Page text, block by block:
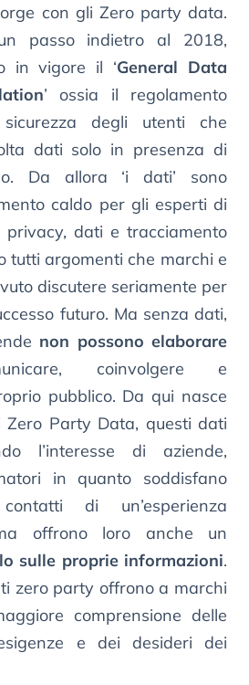
con gli Zero party data.
passo indietro al 2018,
in vigore il ‘General Data
’ ossia il regolamento
degli utenti che
dati solo in presenza di
Da allora ‘i dati’ sono
caldo per gli esperti di
privacy, dati e tracciamento
tutti argomenti che marchi e
discutere seriamente per
futuro. Ma senza dati,
non possono elaborare
coinvolgere e
pubblico. Da qui nasce
Zero Party Data, questi dati
l’interesse di aziende,
in quanto soddisfano
di un’esperienza
offrono loro anche un
sulle proprie informazioni.
zero party offrono a marchi
comprensione delle
e dei desideri dei